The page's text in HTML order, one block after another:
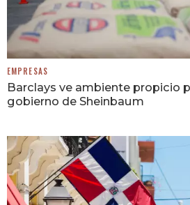
EMPRESAS
Barclays ve ambiente propicio
gobierno de Sheinbaum